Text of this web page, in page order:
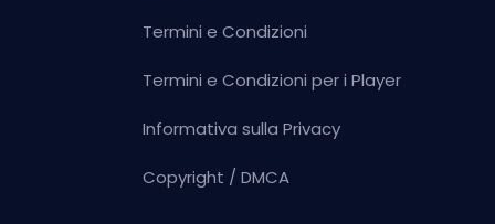
Termini e Condizioni
Termini e Condizioni per i Player
Informativa sulla Privacy
Copyright / DMCA